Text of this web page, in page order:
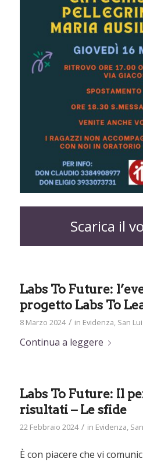
Scarica il
Labs To Future:
progetto Labs To
8 Marzo 2024 / in Evidenza, San
Continua a leggere
Labs To Future: Il
risultati – Le sfide
22 Febbraio 2024 / in Evidenza,
È con piacere che vi